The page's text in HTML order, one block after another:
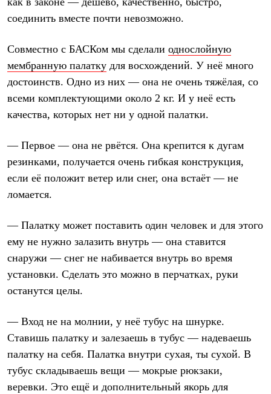
соединить вместе почти невозможно.
Совместно с БАСКом мы сделали однослойную
мембранную палатку для восхождений. У неё много
достоинств. Одно из них — она не очень тяжёлая, со
всеми комплектующими около 2 кг. И у неё есть
качества, которых нет ни у одной палатки.
— Первое — она не рвётся. Она крепится к дугам
резинками, получается очень гибкая конструкция,
если её положит ветер или снег, она встаёт — не
ломается.
— Палатку может поставить один человек и для этого
ему не нужно залазить внутрь — она ставится
снаружи — снег не набивается внутрь во время
установки. Сделать это можно в перчатках, руки
останутся целы.
— Вход не на молнии, у неё тубус на шнурке.
Ставишь палатку и залезаешь в тубус — надеваешь
палатку на себя. Палатка внутри сухая, ты сухой. В
тубус складываешь вещи — мокрые рюкзаки,
веревки. Это ещё и дополнительный якорь для